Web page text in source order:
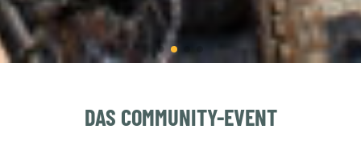
DAS COMMUNITY-EVENT